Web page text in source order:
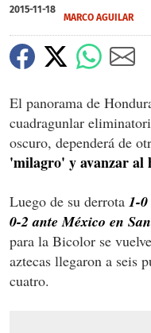
2015-11-18
MARCO AGUILAR
El panorama de
cuadragunlar
oscuro, dependerá de
'milagro' y avanzar al
Luego de su derrota 1-
0-2 ante México en
para la Bicolor se
aztecas llegaron a seis
cuatro.